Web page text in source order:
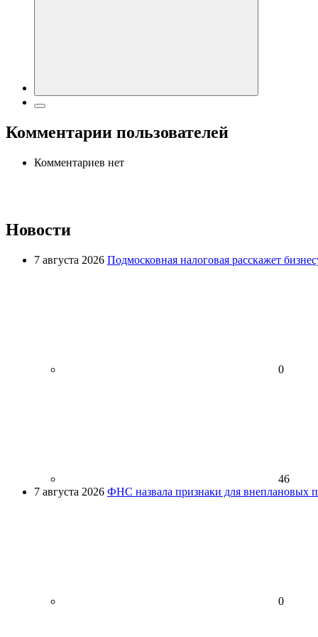
Комментарии пользователей
Комментариев нет
Новости
7 августа 2026 Подмосковная налоговая расскажет
0
46
7 августа 2026 ФНС назвала признаки для внеплановых
0